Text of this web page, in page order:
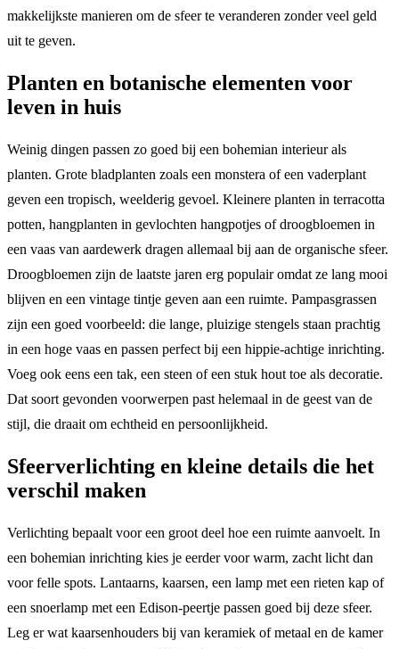
makkelijkste manieren om de sfeer te veranderen zonder veel geld
uit te geven.
Planten en botanische elementen voor
leven in huis
Weinig dingen passen zo goed bij een bohemian interieur als
planten. Grote bladplanten zoals een monstera of een vaderplant
geven een tropisch, weelderig gevoel. Kleinere planten in terracotta
potten, hangplanten in gevlochten hangpotjes of droogbloemen in
een vaas van aardewerk dragen allemaal bij aan de organische sfeer.
Droogbloemen zijn de laatste jaren erg populair omdat ze lang mooi
blijven en een vintage tintje geven aan een ruimte. Pampasgrassen
zijn een goed voorbeeld: die lange, pluizige stengels staan prachtig
in een hoge vaas en passen perfect bij een hippie-achtige inrichting.
Voeg ook eens een tak, een steen of een stuk hout toe als decoratie.
Dat soort gevonden voorwerpen past helemaal in de geest van de
stijl, die draait om echtheid en persoonlijkheid.
Sfeerverlichting en kleine details die het
verschil maken
Verlichting bepaalt voor een groot deel hoe een ruimte aanvoelt. In
een bohemian inrichting kies je eerder voor warm, zacht licht dan
voor felle spots. Lantaarns, kaarsen, een lamp met een rieten kap of
een snoerlamp met een Edison-peertje passen goed bij deze sfeer.
Leg er wat kaarsenhouders bij van keramiek of metaal en de kamer